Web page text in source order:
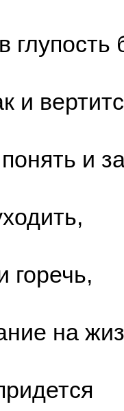
и
и
горечь,
на